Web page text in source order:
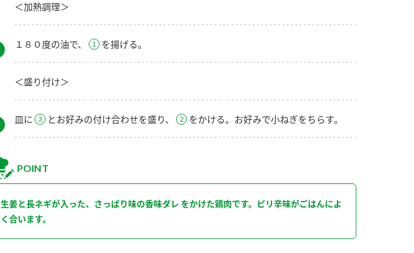
＜加熱調理＞
１８０度の油で、 を揚げる。
＜盛り付け＞
皿に とお好みの付け合わせを盛り、 をかける。お好みで小ねぎをちらす。
POINT
生姜と長ネギが入った、さっぱり味の香味ダレ をかけた鶏肉です。ピリ辛味がごはんによ
く合います。